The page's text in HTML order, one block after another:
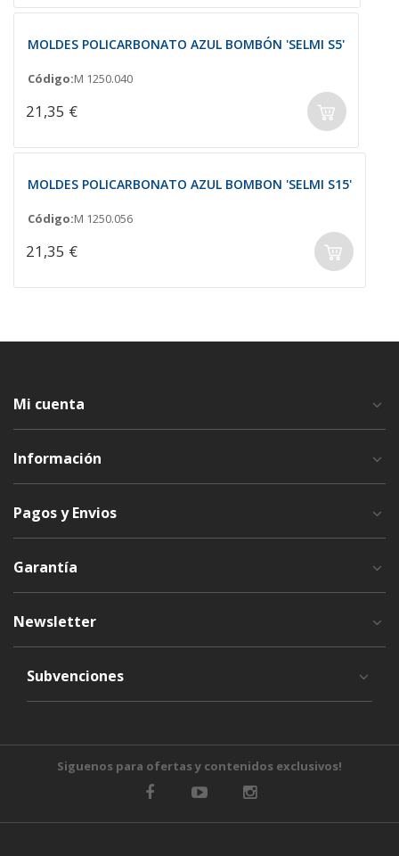
MOLDES POLICARBONATO AZUL BOMBÓN 'SELMI S5'
Código:M 1250.040
21,35 €
MOLDES POLICARBONATO AZUL BOMBON 'SELMI S15'
Código:M 1250.056
21,35 €
Mi cuenta
Información
Pagos y Envios
Garantía
Newsletter
Subvenciones
Siguenos para ofertas y contenidos exclusivos!